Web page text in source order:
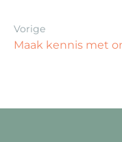
Vorige
Maak kennis met